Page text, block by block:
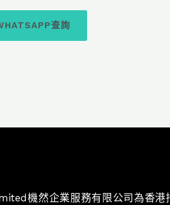
查詢
機然企業服務有限公司為香